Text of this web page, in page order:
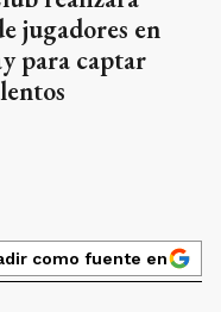
jugadores en
para captar
como fuente en